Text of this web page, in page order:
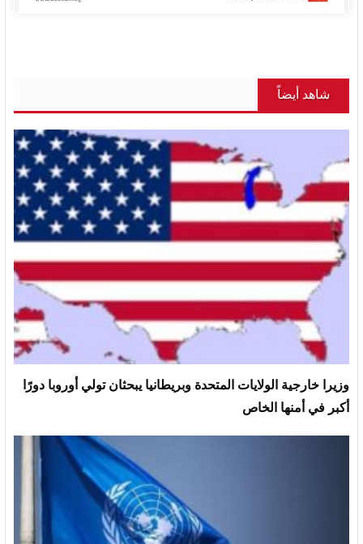
شاهد أيضاً
وزيرا خارجية الولايات المتحدة وبريطانيا يبحثان تولي أوروبا دورًا
أكبر في أمنها الخاص